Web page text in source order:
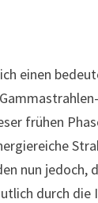
einen
frühen
nun
durch